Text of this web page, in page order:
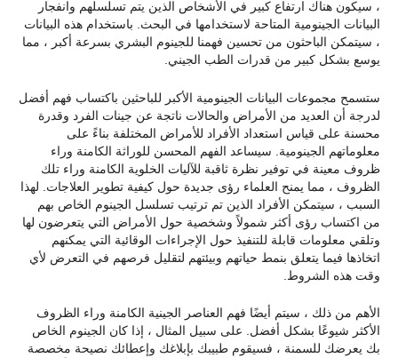
، سيكون هناك ارتفاع كبير في الأشخاص الذين يتم تسلسلهم وانفجار
البيانات الجينومية المتاحة لاستخدامها في البحث. باستخدام هذه البيانات
، سيتمكن الباحثون من تحسين فهمنا للجينوم البشري بسرعة أكبر ، مما
يوسع بشكل كبير من قدرات الطب الجيني.
ستسمح مجموعات البيانات الجينومية الأكبر للباحثين باكتساب فهم أفضل
لدرجة أن العديد من الأمراض والحالات ناتجة عن جينات الفرد وقدرة
محسنة على قياس استعداد الأفراد للأمراض المختلفة بناءً على
معلوماتهم الجينومية. سيساعد الفهم المحسن للوراثة الكامنة وراء
ظروف معينة في توفير نظرة ثاقبة للآليات الخلوية الكامنة وراء تلك
الظروف ، مما يمنح العلماء رؤى جديدة حول كيفية تطوير العلاجات. لهذا
السبب ، سيتمكن الأفراد الذين تم ترتيب تسلسل الجينوم الخاص بهم
من اكتساب رؤى أكثر شمولاً وشخصية حول الأمراض التي يتعرضون لها
وتلقي معلومات قابلة للتنفيذ حول الإجراءات الوقائية التي يمكنهم
اتخاذها فيما يتعلق بنمط حياتهم وبيئتهم لتقليل فرصهم في التعرض لأي
وقت هذه الشروط.
الأهم من ذلك ، سيتم أيضًا فهم العناصر الجينية الكامنة وراء الظروف
الأكثر شيوعًا بشكل أفضل. على سبيل المثال ، إذا كان الجينوم الخاص
بك يعرضك للسمنة ، فسيقوم طبيبك بإبلاغك وإعطائك نصيحة مخصصة